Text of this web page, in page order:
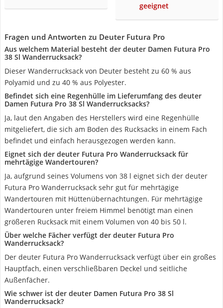
geeignet
Fragen und Antworten zu Deuter Futura Pro
Aus welchem Material besteht der deuter Damen Futura Pro
38 Sl Wanderrucksack?
Dieser Wanderrucksack von Deuter besteht zu 60 % aus
Polyamid und zu 40 % aus Polyester.
Befindet sich eine Regenhülle im Lieferumfang des deuter
Damen Futura Pro 38 Sl Wanderrucksacks?
Ja, laut den Angaben des Herstellers wird eine Regenhülle
mitgeliefert, die sich am Boden des Rucksacks in einem Fach
befindet und einfach herausgezogen werden kann.
Eignet sich der deuter Futura Pro Wanderrucksack für
mehrtägige Wandertouren?
Ja, aufgrund seines Volumens von 38 l eignet sich der deuter
Futura Pro Wanderrucksack sehr gut für mehrtägige
Wandertouren mit Hüttenübernachtungen. Für mehrtägige
Wandertouren unter freiem Himmel benötigt man einen
größeren Rucksack mit einem Volumen von 40 bis 50 l.
Über welche Fächer verfügt der deuter Futura Pro
Wanderrucksack?
Der deuter Futura Pro Wanderrucksack verfügt über ein großes
Hauptfach, einen verschließbaren Deckel und seitliche
Außenfächer.
Wie schwer ist der deuter Damen Futura Pro 38 Sl
Wanderrucksack?